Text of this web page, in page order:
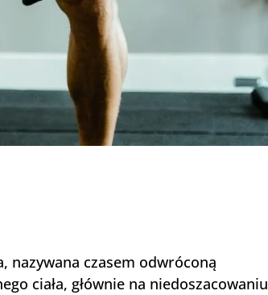
nazywana czasem odwróconą
ciała, głównie na niedoszacowaniu